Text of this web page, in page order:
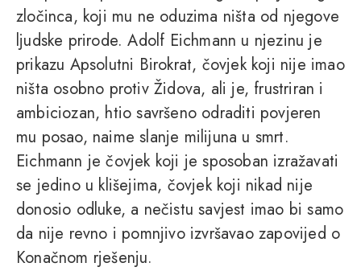
zločinca, koji mu ne oduzima ništa od njegove
ljudske prirode. Adolf Eichmann u njezinu je
prikazu Apsolutni Birokrat, čovjek koji nije imao
ništa osobno protiv Židova, ali je, frustriran i
ambiciozan, htio savršeno odraditi povjeren
mu posao, naime slanje milijuna u smrt.
Eichmann je čovjek koji je sposoban izražavati
se jedino u klišejima, čovjek koji nikad nije
donosio odluke, a nečistu savjest imao bi samo
da nije revno i pomnjivo izvršavao zapovijed o
Konačnom rješenju.